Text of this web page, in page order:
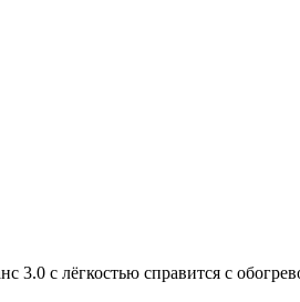
с лёгкостью справится с